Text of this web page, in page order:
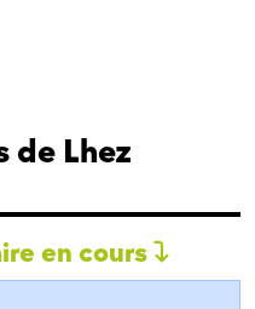
de Lhez
en cours